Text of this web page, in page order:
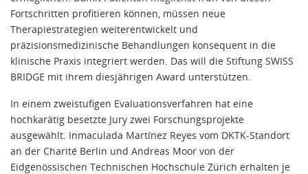
Fortschritten profitieren können, müssen neue
Therapiestrategien weiterentwickelt und
präzisionsmedizinische Behandlungen konsequent in die
klinische Praxis integriert werden. Das will die Stiftung SWISS
BRIDGE mit ihrem diesjährigen Award unterstützen.
In einem zweistufigen Evaluationsverfahren hat eine
hochkarätig besetzte Jury zwei Forschungsprojekte
ausgewählt. Inmaculada Martínez Reyes vom DKTK-Standort
an der Charité Berlin und Andreas Moor von der
Eidgenössischen Technischen Hochschule Zürich erhalten je